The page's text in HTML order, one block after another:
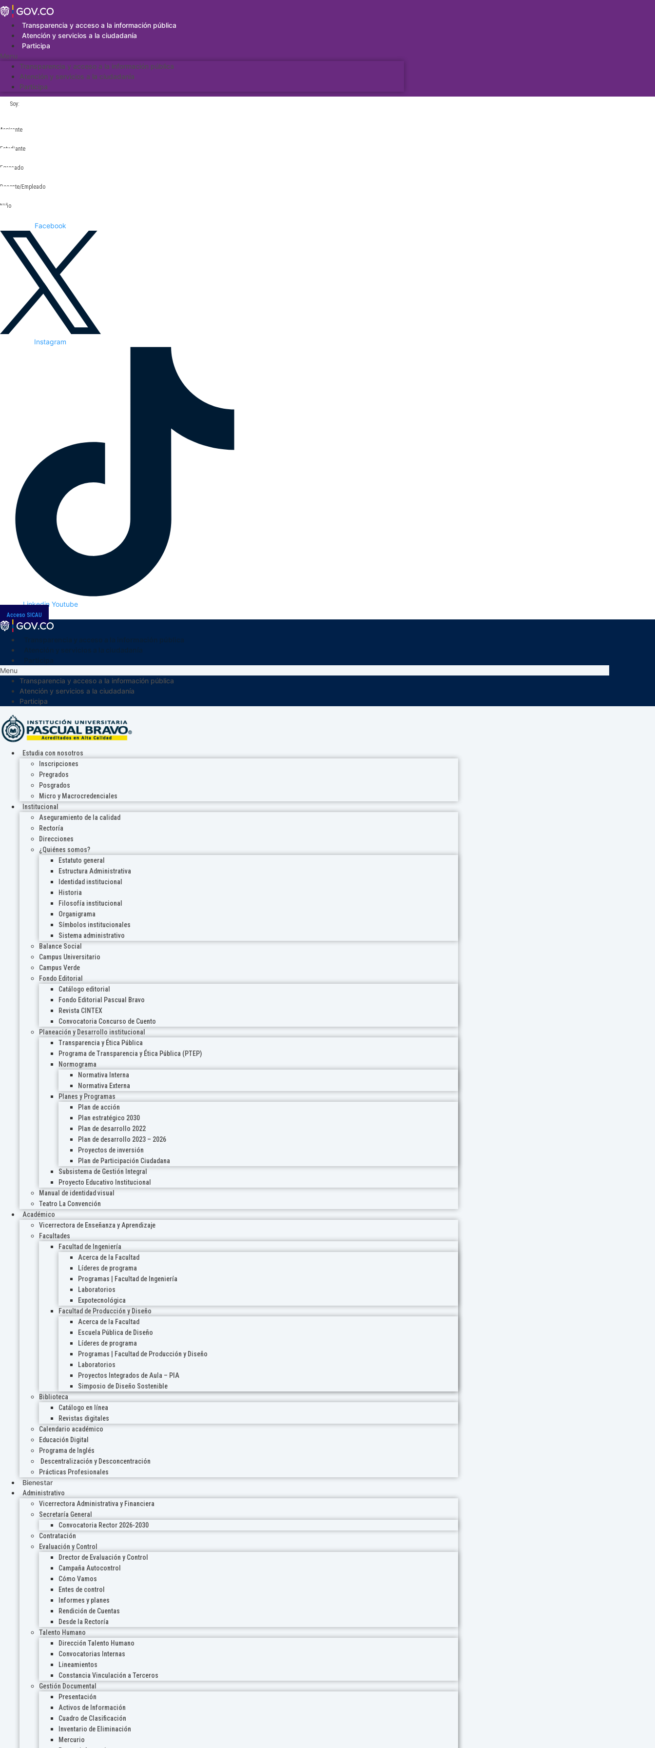
Saltar
al
contenidoTransparencia y acceso a la información pública
Atención y servicios a la ciudadanía
Participa
Menu
Transparencia y acceso a la información pública
Atención y servicios a la ciudadanía
Participa
Soy:
Aspirante
Estudiante
Egresado
Docente/Empleado
Niño
Facebook
Instagram
Linkedin Youtube
Acceso SICAU
Menu
Transparencia y acceso a la información pública
Atención y servicios a la ciudadanía
Participa
Estudia con nosotros
Inscripciones
Pregrados
Posgrados
Micro y Macrocredenciales
Institucional
Aseguramiento de la calidad
Rectoría
Direcciones
¿Quiénes somos?
Estatuto general
Estructura Administrativa
Identidad institucional
Historia
Filosofía institucional
Organigrama
Símbolos institucionales
Sistema administrativo
Balance Social
Campus Universitario
Campus Verde
Fondo Editorial
Catálogo editorial
Fondo Editorial Pascual Bravo
Revista CINTEX
Convocatoria Concurso de Cuento
Planeación y Desarrollo institucional
Transparencia y Ética Pública
Programa de Transparencia y Ética Pública (PTEP)
Normograma
Normativa Interna
Normativa Externa
Planes y Programas
Plan de acción
Plan estratégico 2030
Plan de desarrollo 2022
Plan de desarrollo 2023 – 2026
Proyectos de inversión
Plan de Participación Ciudadana
Subsistema de Gestión Integral
Proyecto Educativo Institucional
Manual de identidad visual
Teatro La Convención
Académico
Vicerrectora de Enseñanza y Aprendizaje
Facultades
Facultad de Ingeniería
Acerca de la Facultad
Líderes de programa
Programas | Facultad de Ingeniería
Laboratorios
Expotecnológica
Facultad de Producción y Diseño
Acerca de la Facultad
Escuela Pública de Diseño
Líderes de programa
Programas | Facultad de Producción y Diseño
Laboratorios
Proyectos Integrados de Aula – PIA
Simposio de Diseño Sostenible
Biblioteca
Catálogo en línea
Revistas digitales
Calendario académico
Educación Digital
Programa de Inglés
Descentralización y Desconcentración
Prácticas Profesionales
Bienestar
Administrativo
Vicerrectora Administrativa y Financiera
Secretaría General
Convocatoria Rector 2026-2030
Contratación
Evaluación y Control
Drector de Evaluación y Control
Campaña Autocontrol
Cómo Vamos
Entes de control
Informes y planes
Rendición de Cuentas
Desde la Rectoría
Talento Humano
Dirección Talento Humano
Convocatorias Internas
Lineamientos
Constancia Vinculación a Terceros
Gestión Documental
Presentación
Activos de Información
Cuadro de Clasificación
Inventario de Eliminación
Mercurio